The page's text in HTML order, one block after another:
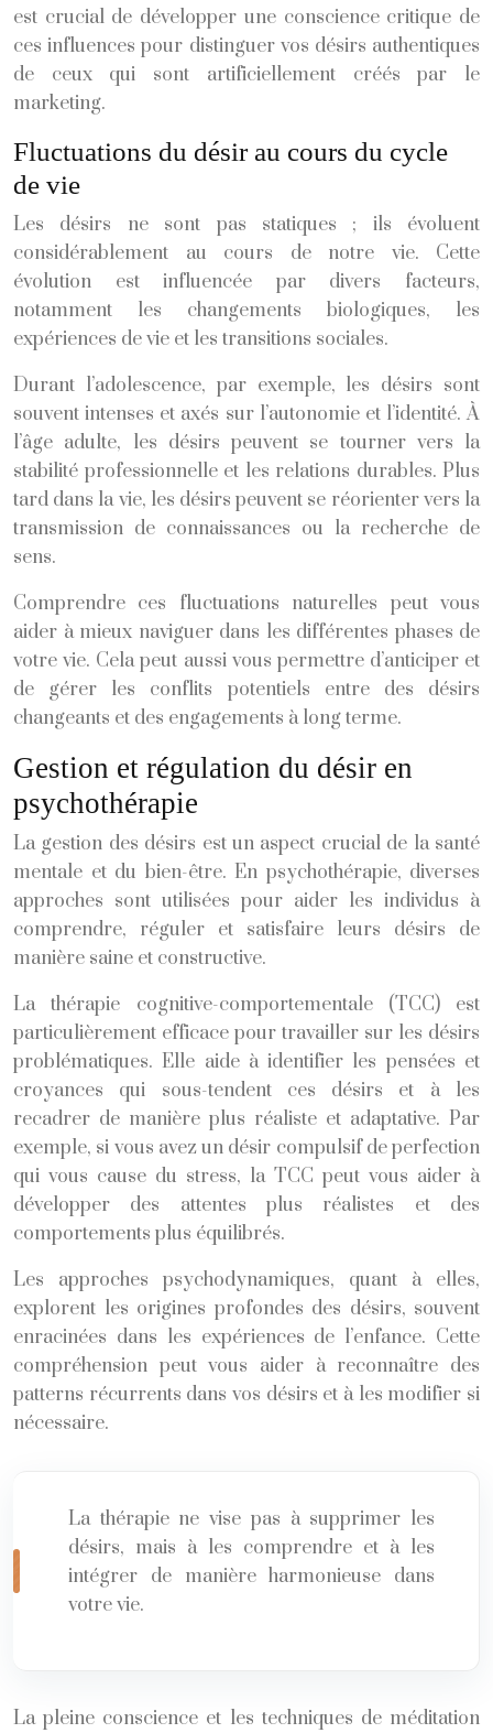
est crucial de développer une conscience critique de
ces influences pour distinguer vos désirs authentiques
de ceux qui sont artificiellement créés par le
marketing.
Fluctuations du désir au cours du cycle
de vie
Les désirs ne sont pas statiques ; ils évoluent
considérablement au cours de notre vie. Cette
évolution est influencée par divers facteurs,
notamment les changements biologiques, les
expériences de vie et les transitions sociales.
Durant l’adolescence, par exemple, les désirs sont
souvent intenses et axés sur l’autonomie et l’identité. À
l’âge adulte, les désirs peuvent se tourner vers la
stabilité professionnelle et les relations durables. Plus
tard dans la vie, les désirs peuvent se réorienter vers la
transmission de connaissances ou la recherche de
sens.
Comprendre ces fluctuations naturelles peut vous
aider à mieux naviguer dans les différentes phases de
votre vie. Cela peut aussi vous permettre d’anticiper et
de gérer les conflits potentiels entre des désirs
changeants et des engagements à long terme.
Gestion et régulation du désir en
psychothérapie
La gestion des désirs est un aspect crucial de la santé
mentale et du bien-être. En psychothérapie, diverses
approches sont utilisées pour aider les individus à
comprendre, réguler et satisfaire leurs désirs de
manière saine et constructive.
La thérapie cognitive-comportementale (TCC) est
particulièrement efficace pour travailler sur les désirs
problématiques. Elle aide à identifier les pensées et
croyances qui sous-tendent ces désirs et à les
recadrer de manière plus réaliste et adaptative. Par
exemple, si vous avez un désir compulsif de perfection
qui vous cause du stress, la TCC peut vous aider à
développer des attentes plus réalistes et des
comportements plus équilibrés.
Les approches psychodynamiques, quant à elles,
explorent les origines profondes des désirs, souvent
enracinées dans les expériences de l’enfance. Cette
compréhension peut vous aider à reconnaître des
patterns récurrents dans vos désirs et à les modifier si
nécessaire.
La thérapie ne vise pas à supprimer les
désirs, mais à les comprendre et à les
intégrer de manière harmonieuse dans
votre vie.
La pleine conscience et les techniques de méditation